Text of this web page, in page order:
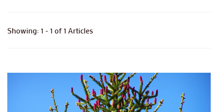
Showing: 1 - 1 of 1 Articles